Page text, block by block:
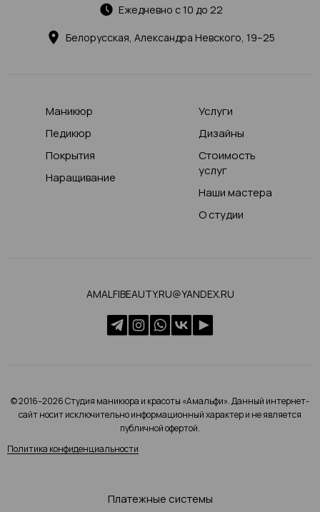
Белорусская, Александра Невского, 19–25
Ежедневно с 10 до 22
Маникюр
Педикюр
Покрытия
Наращивание
Услуги
Дизайны
Стоимость
услуг
Наши мастера
О студии
AMALFIBEAUTY.RU@YANDEX.RU
© 2016–2026 Студия маникюра и красоты «Амальфи». Данный интернет-
сайт носит исключительно информационный характер и не является
публичной офертой.
Политика конфиденциальности
Платежные системы